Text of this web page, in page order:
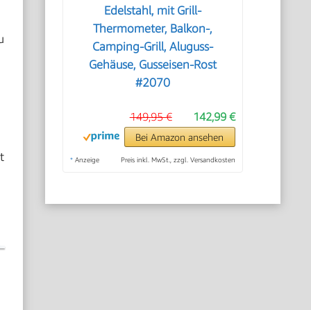
Edelstahl, mit Grill-
Thermometer, Balkon-,
Camping-Grill, Aluguss-
Gehäuse, Gusseisen-Rost
#2070
142,99 €
149,95 €
Bei Amazon ansehen
* Anzeige Preis inkl. MwSt., zzgl. Versandkosten